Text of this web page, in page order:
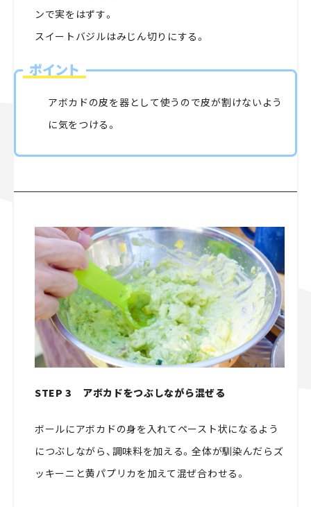
ンで実をはずす。
スイートバジルはみじん切りにする。
ポイント
アボカドの皮を器として使うので皮が割けないよう
に気をつける。
STEP 3 アボカドをつぶしながら混ぜる
ボールにアボカドの身を入れてペースト状になるよう
につぶしながら、調味料を加える。全体が馴染んだらズ
ッキーニと黄パプリカを加えて混ぜ合わせる。